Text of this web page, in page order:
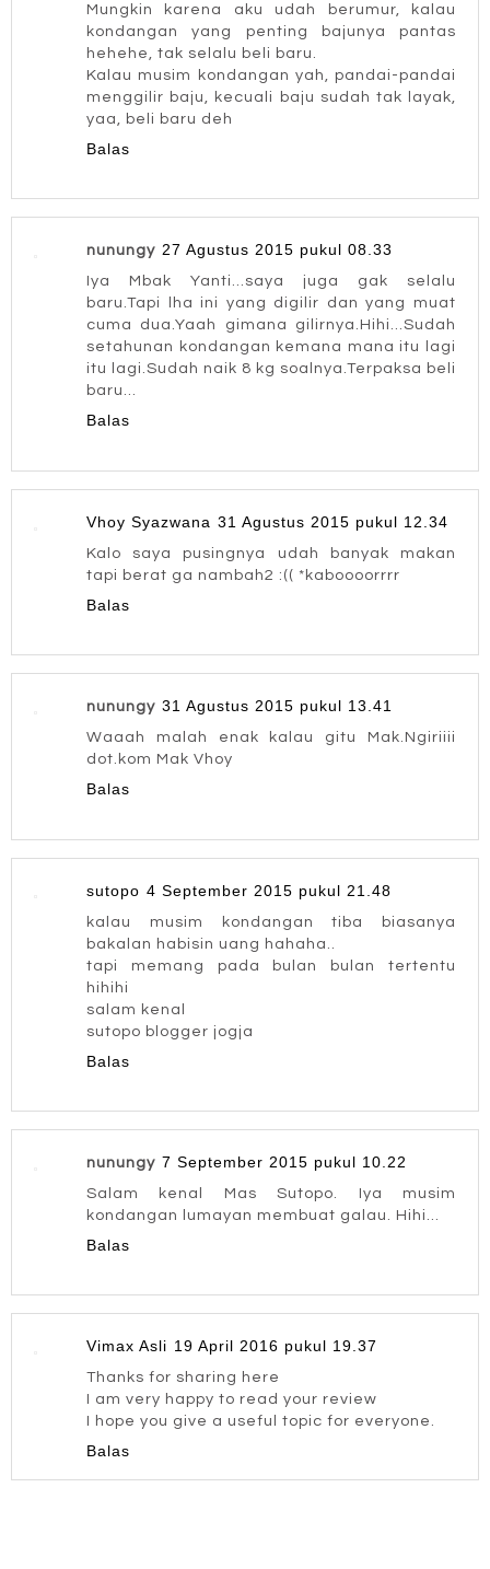
Mungkin karena aku udah berumur, kalau
kondangan yang penting bajunya pantas
hehehe, tak selalu beli baru.
Kalau musim kondangan yah, pandai-pandai
menggilir baju, kecuali baju sudah tak layak,
yaa, beli baru deh
Balas
nunungy 27 Agustus 2015 pukul 08.33
Iya Mbak Yanti...saya juga gak selalu
baru.Tapi lha ini yang digilir dan yang muat
cuma dua.Yaah gimana gilirnya.Hihi...Sudah
setahunan kondangan kemana mana itu lagi
itu lagi.Sudah naik 8 kg soalnya.Terpaksa beli
baru...
Balas
Vhoy Syazwana 31 Agustus 2015 pukul 12.34
Kalo saya pusingnya udah banyak makan
tapi berat ga nambah2 :(( *kaboooorrrr
Balas
nunungy 31 Agustus 2015 pukul 13.41
Waaah malah enak kalau gitu Mak.Ngiriiii
dot.kom Mak Vhoy
Balas
sutopo 4 September 2015 pukul 21.48
kalau musim kondangan tiba biasanya
bakalan habisin uang hahaha..
tapi memang pada bulan bulan tertentu
hihihi
salam kenal
sutopo blogger jogja
Balas
nunungy 7 September 2015 pukul 10.22
Salam kenal Mas Sutopo. Iya musim
kondangan lumayan membuat galau. Hihi...
Balas
Vimax Asli 19 April 2016 pukul 19.37
Thanks for sharing here
I am very happy to read your review
I hope you give a useful topic for everyone.
Balas